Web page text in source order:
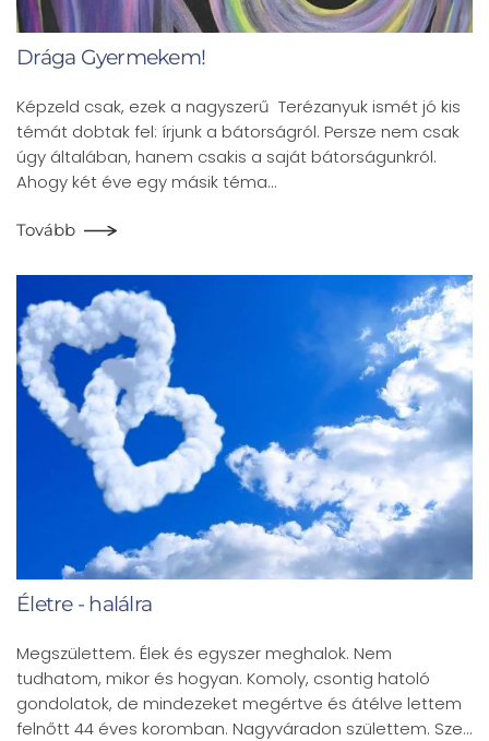
Drága Gyermekem!
Képzeld csak, ezek a nagyszerű Terézanyuk ismét jó kis
témát dobtak fel: írjunk a bátorságról. Persze nem csak
úgy általában, hanem csakis a saját bátorságunkról.
Ahogy két éve egy másik téma…
Tovább
Életre - halálra
Megszülettem. Élek és egyszer meghalok. Nem
tudhatom, mikor és hogyan. Komoly, csontig hatoló
gondolatok, de mindezeket megértve és átélve lettem
felnőtt 44 éves koromban. Nagyváradon születtem. Sze…